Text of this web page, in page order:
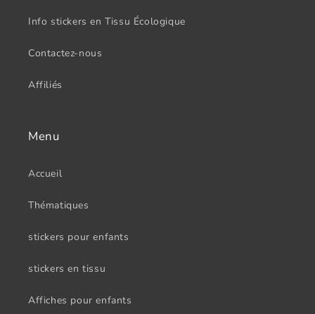
Info stickers en Tissu Écologique
Contactez-nous
Affiliés
Menu
Accueil
Thématiques
stickers pour enfants
stickers en tissu
Affiches pour enfants